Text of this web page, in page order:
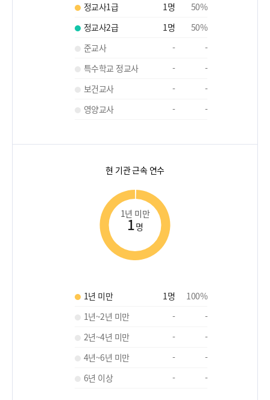
정교사1급
1명 50%
정교사2급
1명 50%
준교사
-
-
특수학교 정교사
-
-
보건교사
-
-
영양교사
- -
현 기관 근속 연수
1년 미만
1명
1년 미만 1명 100%
1년~2년 미만
-
-
2년~4년 미만
-
-
4년~6년 미만
-
-
6년 이상
- -